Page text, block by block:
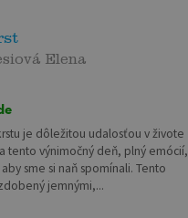
Elena
je dôležitou udalosťou v živote
tento výnimočný deň, plný emócií,
aby sme si naň spomínali. Tento
jemnými,...